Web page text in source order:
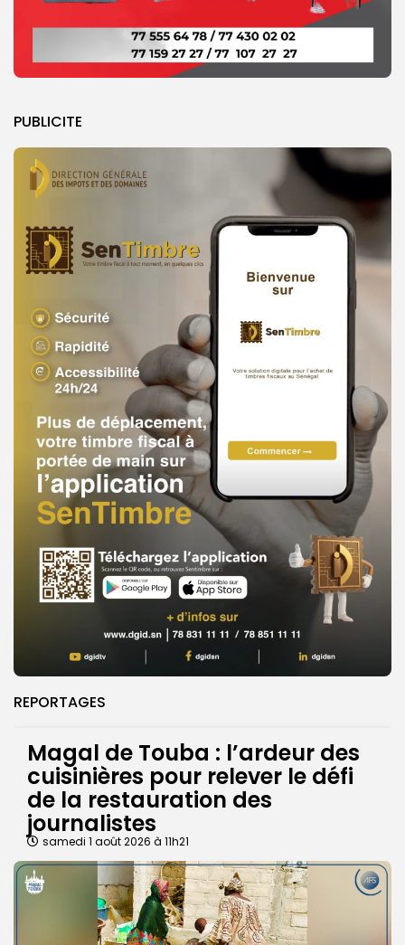
PUBLICITE
REPORTAGES
Magal de Touba : l’ardeur des
cuisinières pour relever le défi
de la restauration des
journalistes
samedi 1 août 2026 à 11h21